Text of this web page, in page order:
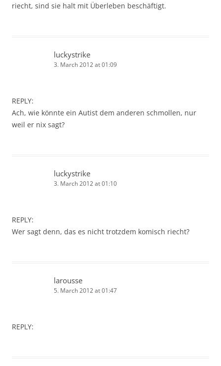
riecht, sind sie halt mit Überleben beschäftigt.
luckystrike
3. March 2012 at 01:09
REPLY:
Ach, wie könnte ein Autist dem anderen schmollen, nur
weil er nix sagt?
luckystrike
3. March 2012 at 01:10
REPLY:
Wer sagt denn, das es nicht trotzdem komisch riecht?
larousse
5. March 2012 at 01:47
REPLY: